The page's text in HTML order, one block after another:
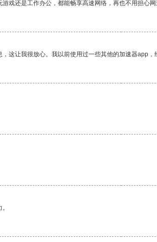
戏还是工作办公，都能畅享高速网络，再也不用担心网
这让我很放心。我以前使用过一些其他的加速器app，